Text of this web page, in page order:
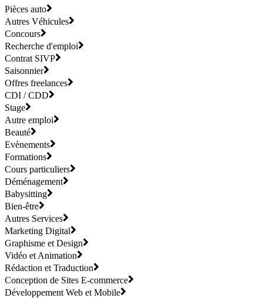
Pièces auto
Autres Véhicules
Concours
Recherche d'emploi
Contrat SIVP
Saisonnier
Offres freelances
CDI / CDD
Stage
Autre emploi
Beauté
Evènements
Formations
Cours particuliers
Déménagement
Babysitting
Bien-être
Autres Services
Marketing Digital
Graphisme et Design
Vidéo et Animation
Rédaction et Traduction
Conception de Sites E-commerce
Développement Web et Mobile